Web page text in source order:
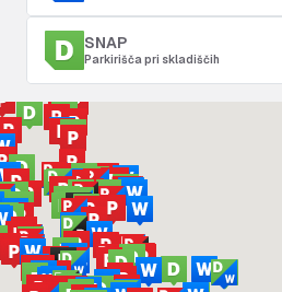
SNAP
Parkirišča pri skladiščih